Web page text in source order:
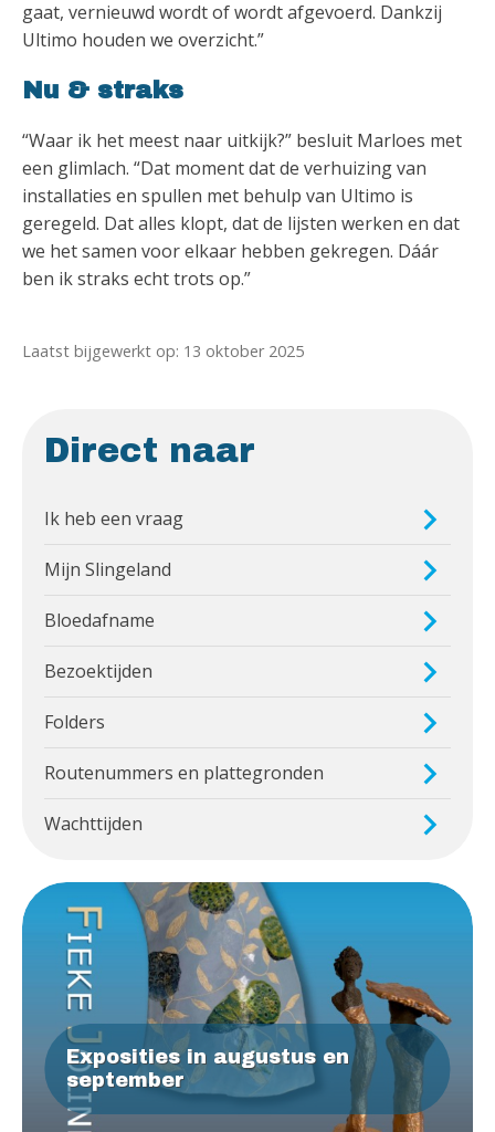
gaat, vernieuwd wordt of wordt afgevoerd. Dankzij
Ultimo houden we overzicht.”
Nu & straks
“Waar ik het meest naar uitkijk?” besluit Marloes met
een glimlach. “Dat moment dat de verhuizing van
installaties en spullen met behulp van Ultimo is
geregeld. Dat alles klopt, dat de lijsten werken en dat
we het samen voor elkaar hebben gekregen. Dáár
ben ik straks echt trots op.”
Laatst bijgewerkt op: 13 oktober 2025
Direct naar
Ik heb een vraag
Mijn Slingeland
Bloedafname
Bezoektijden
Folders
Routenummers en plattegronden
Wachttijden
Exposities in augustus en
september